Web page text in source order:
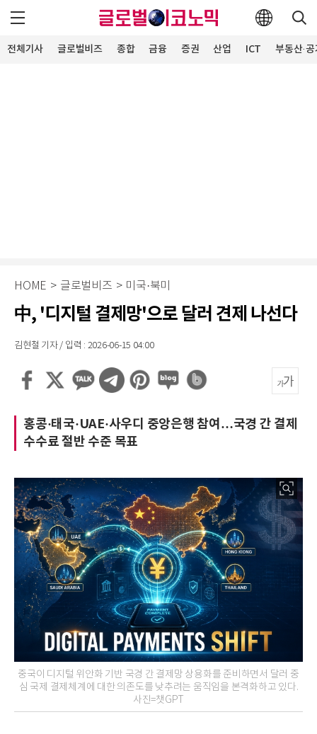
전체기사 글로벌비즈 종합 금융 증권 산업 ICT 부동산·
HOME > 글로벌비즈 > 미국·북미
中, '디지털 결제망'으로 달러 견제 나선다
김현철 기자 / 입력 : 2026-06-15 04:00
홍콩·태국·UAE·사우디 중앙은행 참여…국경 간 결제
수수료 절반 수준 목표
중국이 디지털 위안화 기반 국경 간 결제망 상용화를 준비하면서 달러 중
심 국제 결제체계에 대한 의존도를 낮추려는 움직임을 본격화하고 있다.
사진=챗GPT